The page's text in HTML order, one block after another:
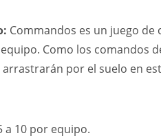
Commandos es un juego de
Como los comandos
por el suelo en
a 10 por equipo.